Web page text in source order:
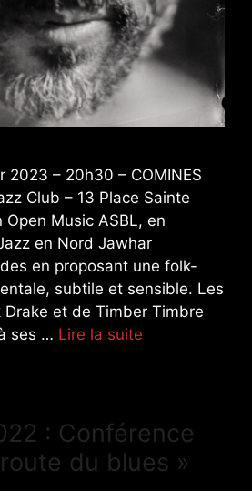
2023 – 20h30 – COMINES
Club – 13 Place Sainte
Music ASBL, en
en Nord Jawhar
en proposant une folk-
subtile et sensible. Les
et de Timber Timbre
ses … Lire la suite
: Conférence
du blues »